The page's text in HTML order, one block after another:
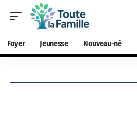
Foyer Jeunesse Nouveau-né